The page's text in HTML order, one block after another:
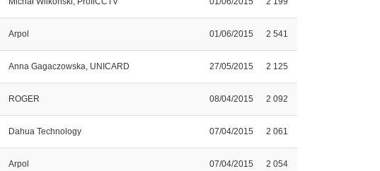
Arpol 01/06/2015 2 541
Anna Gagaczowska, UNICARD 27/05/2015 2 125
ROGER 08/04/2015 2 092
Dahua Technology 07/04/2015 2 061
Arpol 07/04/2015 2 054